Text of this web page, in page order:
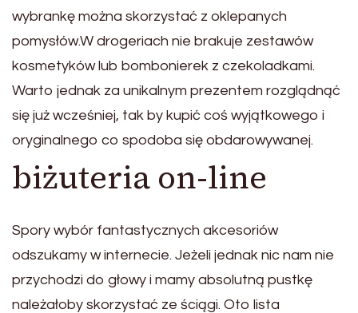
wybrankę można skorzystać z oklepanych
pomysłów.W drogeriach nie brakuje zestawów
kosmetyków lub bombonierek z czekoladkami.
Warto jednak za unikalnym prezentem rozglądnąć
się już wcześniej, tak by kupić coś wyjątkowego i
oryginalnego co spodoba się obdarowywanej.
biżuteria on-line
Spory wybór fantastycznych akcesoriów
odszukamy w internecie. Jeżeli jednak nic nam nie
przychodzi do głowy i mamy absolutną pustkę
należałoby skorzystać ze ściągi. Oto lista